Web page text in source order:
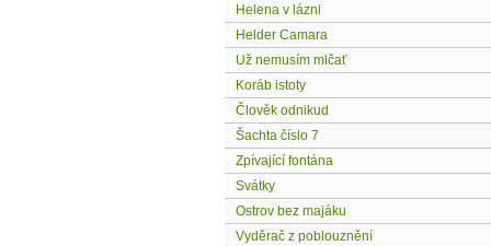
Helena v lázni
Helder Camara
Už nemusím mlčať
Koráb istoty
Člověk odnikud
Šachta číslo 7
Zpívající fontána
Svátky
Ostrov bez majáku
Vyděrač z poblouznění